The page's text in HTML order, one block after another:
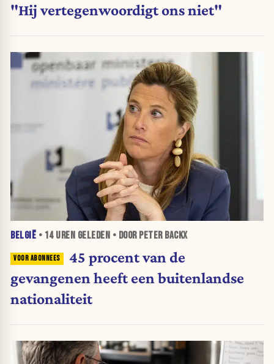
"Hij vertegenwoordigt ons niet"
BELGIË • 14 UREN GELEDEN • DOOR PETER BACKX
45 procent van de
gevangenen heeft een buitenlandse
nationaliteit